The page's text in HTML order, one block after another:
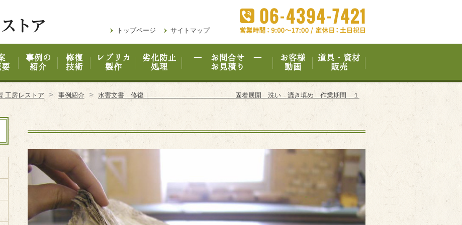
トップページ サイトマップ
事例の
紹介
修復
技術
レプリカ
製作
劣化防止
処理
― お問合せ ―
お見積り
お客様
動画
道具・資材
販売
工房レストア > 事例紹介 > 水害文書 修復｜ 固着展開 洗い 漉き填め 作業期間 １